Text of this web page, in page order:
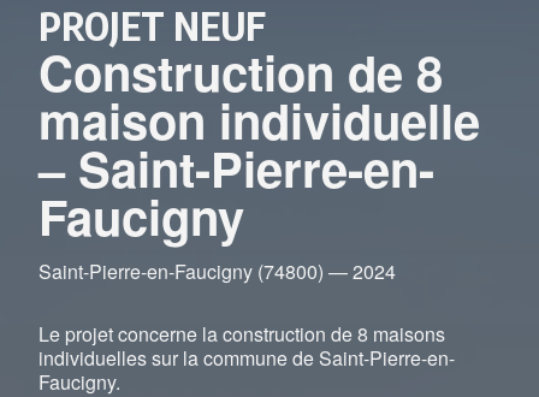
PROJET NEUF
Construction de 8
maison individuelle
– Saint-Pierre-en-
Faucigny
Saint-Pierre-en-Faucigny (74800) — 2024
Le projet concerne la construction de 8 maisons
individuelles sur la commune de Saint-Pierre-en-
Faucigny.